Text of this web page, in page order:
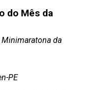
do Mês da
da
PE